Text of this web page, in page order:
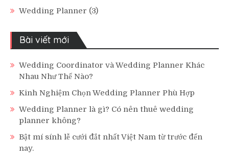
Wedding Planner (3)
Bài viết mới
Wedding Coordinator và Wedding Planner Khác
Nhau Như Thế Nào?
Kinh Nghiệm Chọn Wedding Planner Phù Hợp
Wedding Planner là gì? Có nên thuê wedding
planner không?
Bật mí sính lễ cưới đắt nhất Việt Nam từ trước đến
nay.